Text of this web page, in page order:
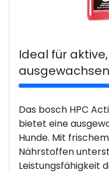
Ideal für aktive,
Das bosch HPC
bietet eine
Hunde. Mit
Nährstoffen
Leistungsfähigkeit